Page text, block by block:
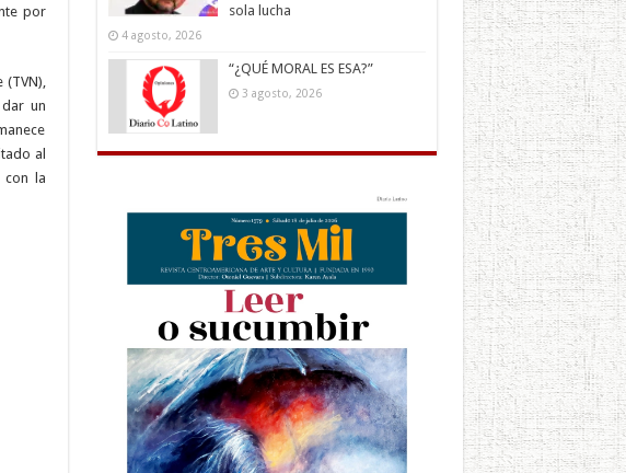
por
un
al
con la
sola lucha
4 agosto, 2026
“¿QUÉ MORAL ES ESA?”
3 agosto, 2026